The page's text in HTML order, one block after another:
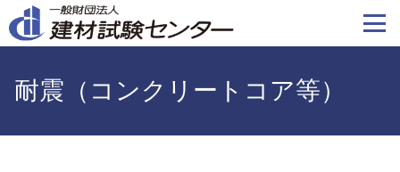
イ
耐震（コンクリートコア等）